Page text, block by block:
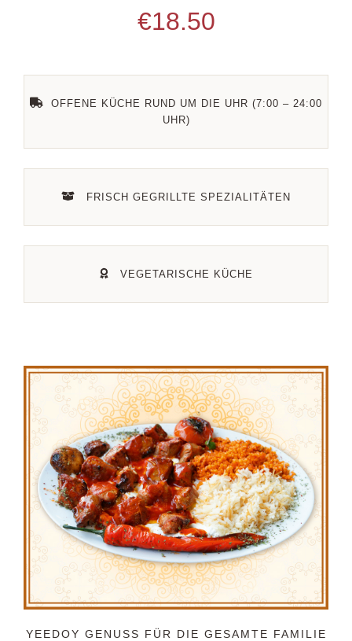
€18.50
OFFENE KÜCHE RUND UM DIE UHR (7:00 – 24:00
UHR)
FRISCH GEGRILLTE SPEZIALITÄTEN
VEGETARISCHE KÜCHE
YEEDOY GENUSS FÜR DIE GESAMTE FAMILIE